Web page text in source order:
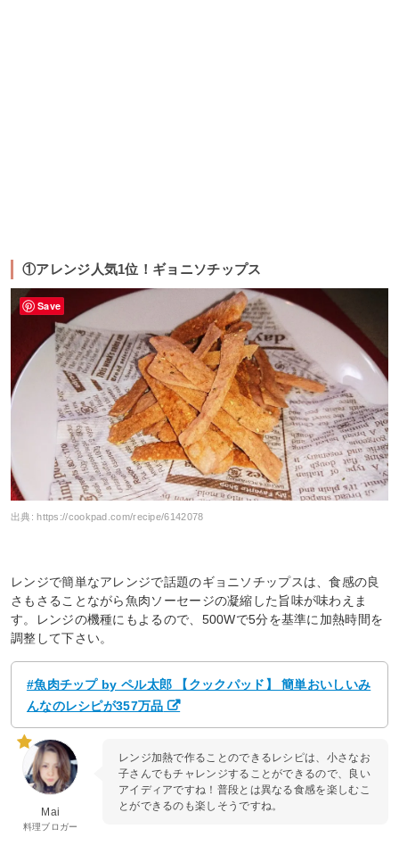
①アレンジ人気1位！ギョニソチップス
出典:https://cookpad.com/recipe/6142078
レンジで簡単なアレンジで話題のギョニソチップスは、食感の良
さもさることながら魚肉ソーセージの凝縮した旨味が味わえま
す。レンジの機種にもよるので、500Wで5分を基準に加熱時間を
調整して下さい。
#魚肉チップ by ペル太郎 【クックパッド】 簡単おいしいみ
んなのレシピが357万品
Mai
料理ブロガー
レンジ加熱で作ることのできるレシピは、小さなお
子さんでもチャレンジすることができるので、良い
アイディアですね！普段とは異なる食感を楽しむこ
とができるのも楽しそうですね。
Save